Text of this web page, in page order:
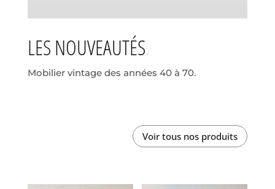
LES NOUVEAUTÉS
Mobilier vintage des années 40 à 70.
Voir tous nos produits